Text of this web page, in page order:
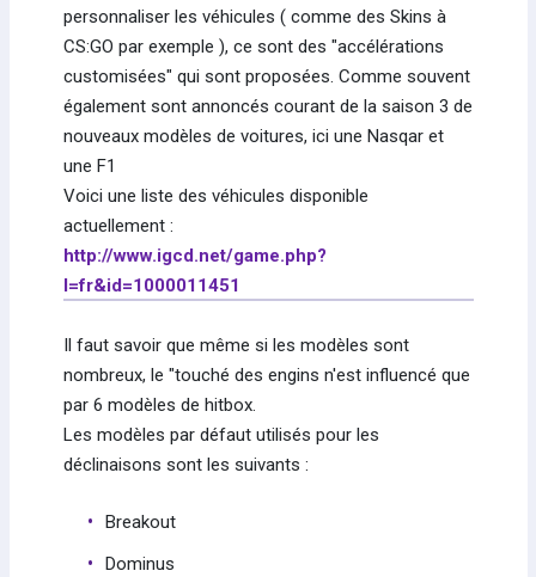
personnaliser les véhicules ( comme des Skins à
CS:GO par exemple ), ce sont des "accélérations
customisées" qui sont proposées. Comme souvent
également sont annoncés courant de la saison 3 de
nouveaux modèles de voitures, ici une Nasqar et
une F1
Voici une liste des véhicules disponible
actuellement :
http://www.igcd.net/game.php?
l=fr&id=1000011451
Il faut savoir que même si les modèles sont
nombreux, le "touché des engins n'est influencé que
par 6 modèles de hitbox.
Les modèles par défaut utilisés pour les
déclinaisons sont les suivants :
Breakout
Dominus